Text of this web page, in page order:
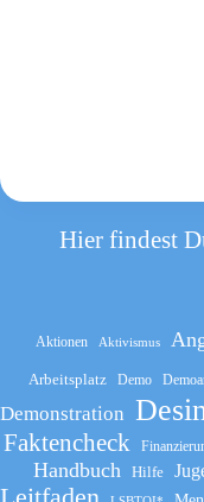
Hier findest
Aktionen Aktivismus
Arbeitsplatz Demo
Demonstration
Faktencheck
Handbuch Hilfe